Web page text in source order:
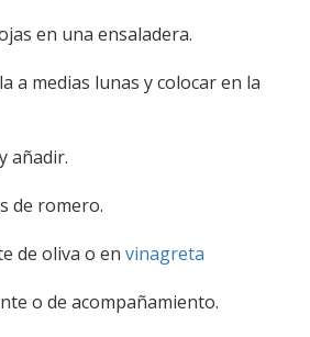
en una ensaladera.
a medias lunas y colocar en la
añadir.
de romero.
de oliva o en vinagreta
o de acompañamiento.